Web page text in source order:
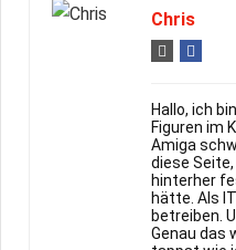
Chris
Hallo, ich
Figuren im
Amiga
diese
hinterher
hätte. Als
betreiben.
Genau das